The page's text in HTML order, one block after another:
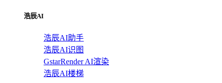
浩辰AI
浩辰AI助手
浩辰AI识图
GstarRender AI渲染
浩辰AI楼梯